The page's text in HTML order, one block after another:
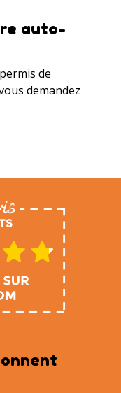
auto-
de
demandez